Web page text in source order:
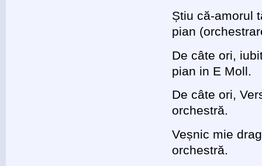
Știu că-amorul
pian
De câte ori,
pian in E Moll.
De câte ori,
orchestră.
Veșnic mie
orchestră.